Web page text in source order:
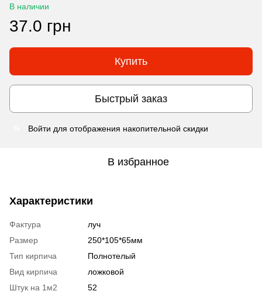
В наличии
37.0 грн
Купить
Быстрый заказ
Войти для отображения накопительной скидки
В избранное
Характеристики
Фактура
луч
Размер
250*105*65мм
Тип кирпича
Полнотелый
Вид кирпича
ложковой
Штук на 1м2
52